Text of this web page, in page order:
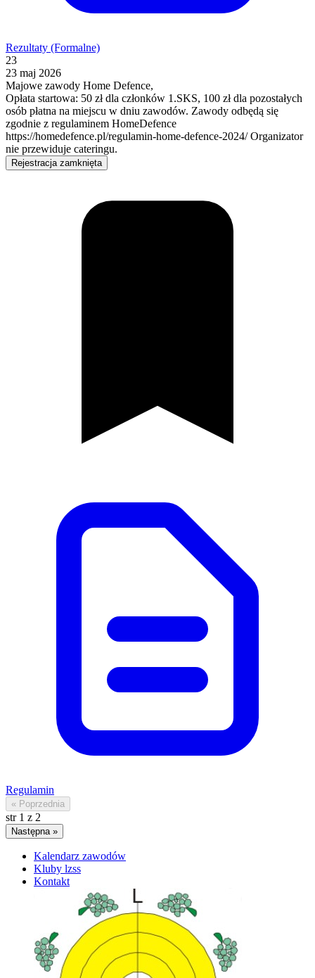
Rezultaty (Formalne)
23
23 maj 2026
Majowe zawody Home Defence,
Opłata startowa: 50 zł dla członków 1.SKS, 100 zł dla pozostałych
osób płatna na miejscu w dniu zawodów. Zawody odbędą się
zgodnie z regulaminem HomeDefence
https://homedefence.pl/regulamin-home-defence-2024/ Organizator
nie przewiduje cateringu.
Rejestracja zamknięta
Regulamin
« Poprzednia
str 1 z 2
Następna »
Kalendarz zawodów
Kluby lzss
Kontakt